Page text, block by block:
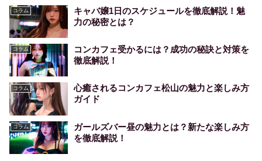
コラム
キャバ嬢1日のスケジュールを徹底解説！魅
力の秘密とは？
コラム
コンカフェ受かるには？成功の秘訣と対策を
徹底解説！
コラム
心癒されるコンカフェ松山の魅力と楽しみ方
ガイド
コラム
ガールズバー昼の魅力とは？新たな楽しみ方
を徹底解説！